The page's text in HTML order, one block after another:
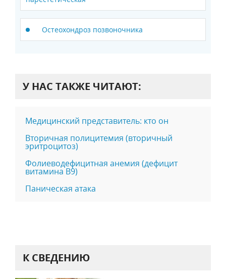
Остеохондроз позвоночника
У НАС ТАКЖЕ ЧИТАЮТ:
Медицинский представитель: кто он
Вторичная полицитемия (вторичный
эритроцитоз)
Фолиеводефицитная анемия (дефицит
витамина В9)
Паническая атака
К СВЕДЕНИЮ